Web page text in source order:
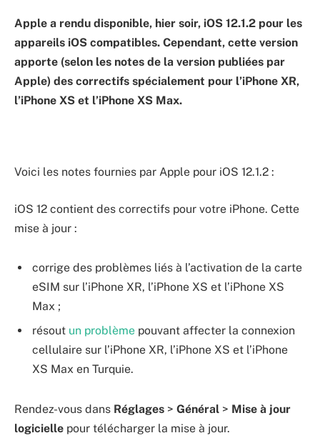
Apple a rendu disponible, hier soir, iOS 12.1.2 pour les
appareils iOS compatibles. Cependant, cette version
apporte (selon les notes de la version publiées par
Apple) des correctifs spécialement pour l’iPhone XR,
l’iPhone XS et l’iPhone XS Max.
Voici les notes fournies par Apple pour iOS 12.1.2 :
iOS 12 contient des correctifs pour votre iPhone. Cette
mise à jour :
corrige des problèmes liés à l’activation de la carte
eSIM sur l’iPhone XR, l’iPhone XS et l’iPhone XS
Max ;
résout un problème pouvant affecter la connexion
cellulaire sur l’iPhone XR, l’iPhone XS et l’iPhone
XS Max en Turquie.
Rendez-vous dans Réglages > Général > Mise à jour
logicielle pour télécharger la mise à jour.